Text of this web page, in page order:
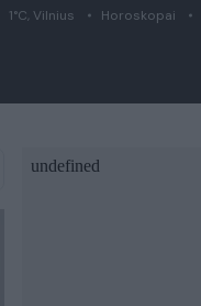
1°C, Vilnius Horoskopai